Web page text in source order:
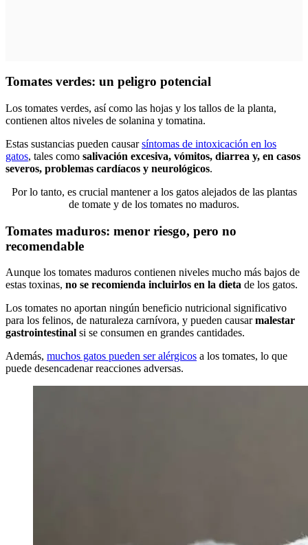
Tomates verdes: un peligro potencial
Los tomates verdes, así como las hojas y los tallos de la planta,
contienen altos niveles de solanina y tomatina.
Estas sustancias pueden causarsíntomas de intoxicación en los
gatos, tales como salivación excesiva, vómitos, diarrea y, en casos
severos, problemas cardíacos y neurológicos.
Por lo tanto, es crucial mantener a los gatos alejados de las plantas
de tomate y de los tomates no maduros.
Tomates maduros: menor riesgo, pero no
recomendable
Aunque los tomates maduros contienen niveles mucho más bajos de
estas toxinas, no se recomienda incluirlos en la dieta de los gatos.
Los tomates no aportan ningún beneficio nutricional significativo
para los felinos, de naturaleza carnívora, y pueden causarmalestar
gastrointestinal si se consumen en grandes cantidades.
Además, muchos gatos pueden ser alérgicos a los tomates, lo que
puede desencadenar reacciones adversas.